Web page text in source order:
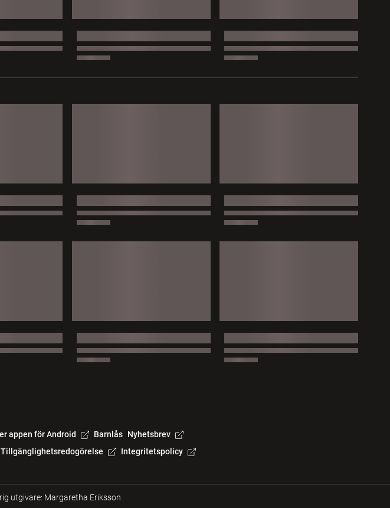
appen för Android Barnlås Nyhetsbrev
Tillgänglighetsredogörelse Integritetspolicy
utgivare: Margaretha Eriksson